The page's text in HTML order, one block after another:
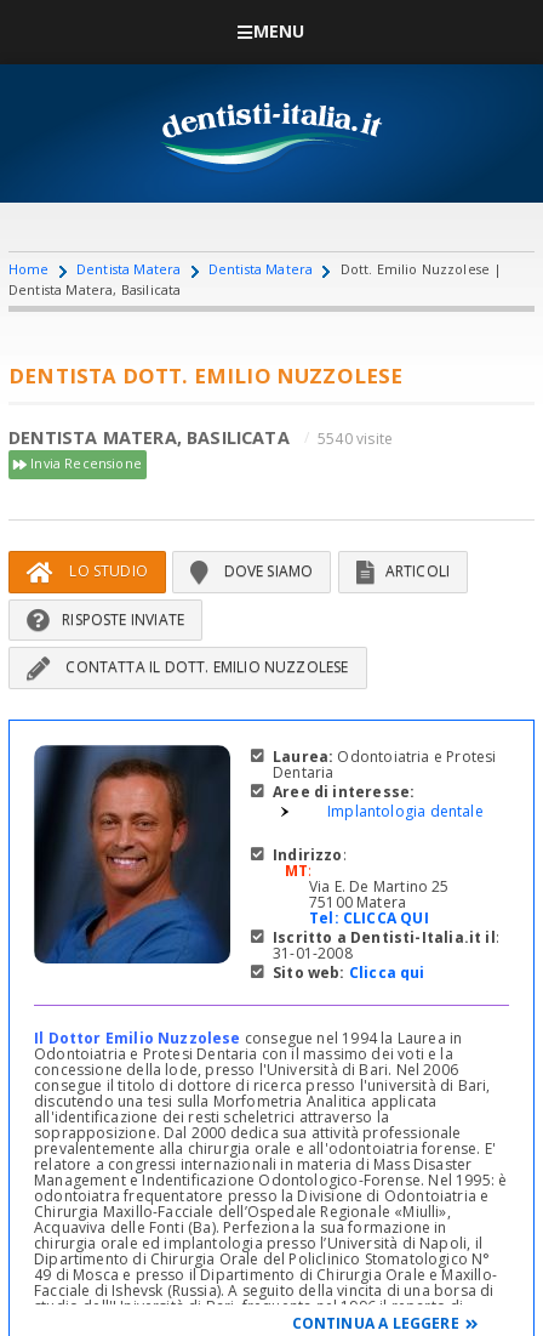
MENU
Home Dentista Matera Dentista Matera
Dott. Emilio Nuzzolese |
Dentista Matera, Basilicata
DENTISTA DOTT. EMILIO NUZZOLESE
DENTISTA MATERA, BASILICATA 5540 visite
Invia Recensione
LO STUDIO DOVE SIAMO ARTICOLI
RISPOSTE INVIATE
CONTATTA IL DOTT. EMILIO NUZZOLESE
Laurea: Odontoiatria e Protesi
Dentaria
Aree di interesse:
Implantologia dentale
Indirizzo:
MT:
Via E. De Martino 25
75100 Matera
Tel: CLICCA QUI
Iscritto a Dentisti-Italia.it il:
31-01-2008
Sito web: Clicca qui
Il Dottor Emilio Nuzzolese consegue nel 1994 la Laurea in
Odontoiatria e Protesi Dentaria con il massimo dei voti e la
concessione della lode, presso l'Università di Bari. Nel 2006
consegue il titolo di dottore di ricerca presso l'università di Bari,
discutendo una tesi sulla Morfometria Analitica applicata
all'identificazione dei resti scheletrici attraverso la
soprapposizione. Dal 2000 dedica sua attività professionale
prevalentemente alla chirurgia orale e all'odontoiatria forense. E'
relatore a congressi internazionali in materia di Mass Disaster
Management e Indentificazione Odontologico-Forense. Nel 1995: è
odontoiatra frequentatore presso la Divisione di Odontoiatria e
Chirurgia Maxillo-Facciale dell’Ospedale Regionale «Miulli»,
Acquaviva delle Fonti (Ba). Perfeziona la sua formazione in
chirurgia orale ed implantologia presso l’Università di Napoli, il
Dipartimento di Chirurgia Orale del Policlinico Stomatologico N°
49 di Mosca e presso il Dipartimento di Chirurgia Orale e Maxillo-
Facciale di Ishevsk (Russia). A seguito della vincita di una borsa di
studio dell'Università di Bari, frequenta nel 1996 il reparto di
Protesi Dentaria del King’s College School of Dentistry di Londra
CONTINUA A LEGGERE